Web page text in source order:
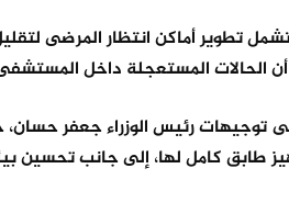
تطوير أماكن انتظار المرضى
أن الحالات المستعجلة داخل
توجيهات رئيس الوزراء جعفر
طابق كامل لها، إلى جانب تحسين